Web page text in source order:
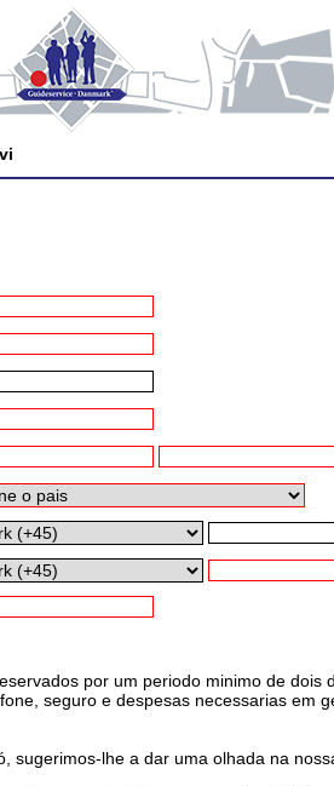
por um periodo minimo de dois
seguro e despesas necessarias em
lhe a dar uma olhada na